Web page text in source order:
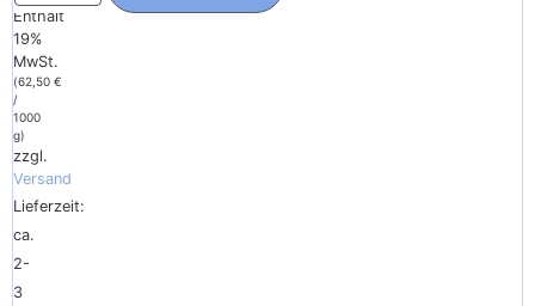
Enthält
19%
MwSt.
(62,50 €
/
1000
g)
zzgl.
Versand
Lieferzeit:
ca.
2-
3